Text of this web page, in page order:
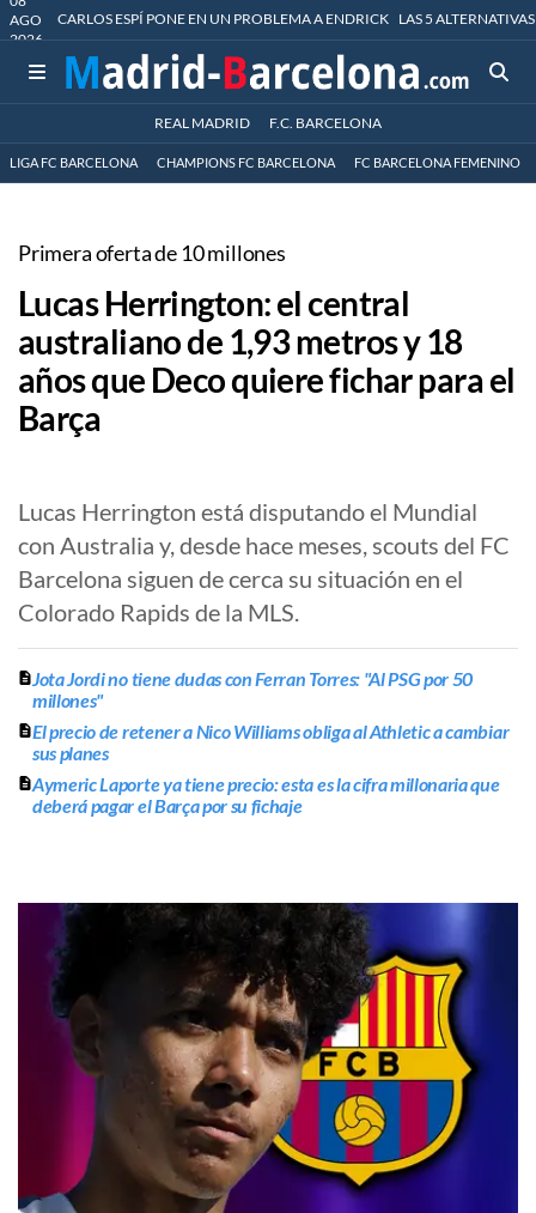
AGO
2026
CARLOS ESPÍ PONE EN UN PROBLEMA A ENDRICK LAS 5
REAL MADRID F.C. BARCELONA
LIGA FC BARCELONA CHAMPIONS FC BARCELONA FC BARCELONA FEMENINO
Primera oferta de 10 millones
Lucas Herrington: el central
australiano de 1,93 metros y 18
años que Deco quiere fichar para el
Barça
Lucas Herrington está disputando el Mundial
con Australia y, desde hace meses, scouts del FC
Barcelona siguen de cerca su situación en el
Colorado Rapids de la MLS.
Jota Jordi no tiene dudas con Ferran Torres: "Al PSG por 50
millones"
El precio de retener a Nico Williams obliga al Athletic a cambiar
sus planes
Aymeric Laporte ya tiene precio: esta es la cifra millonaria que
deberá pagar el Barça por su fichaje